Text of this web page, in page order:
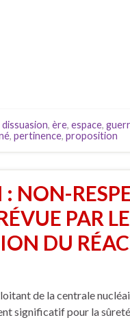
dissuasion, ère, espace,
, pertinence, proposition
NON-
PAR
DU
de la centrale
significatif pour la